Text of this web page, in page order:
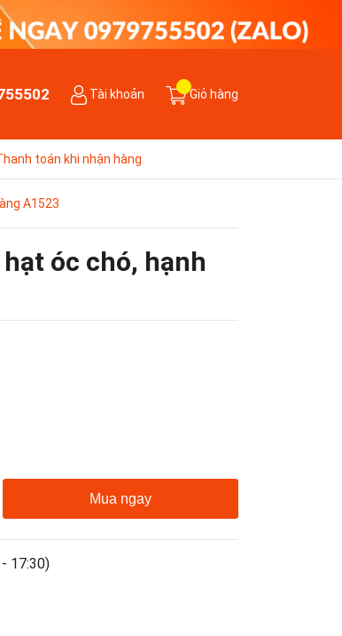
Tài khoản Giỏ hàng
toán khi nhận hàng
A1523
óc chó, hạnh
Mua ngay
17:30)